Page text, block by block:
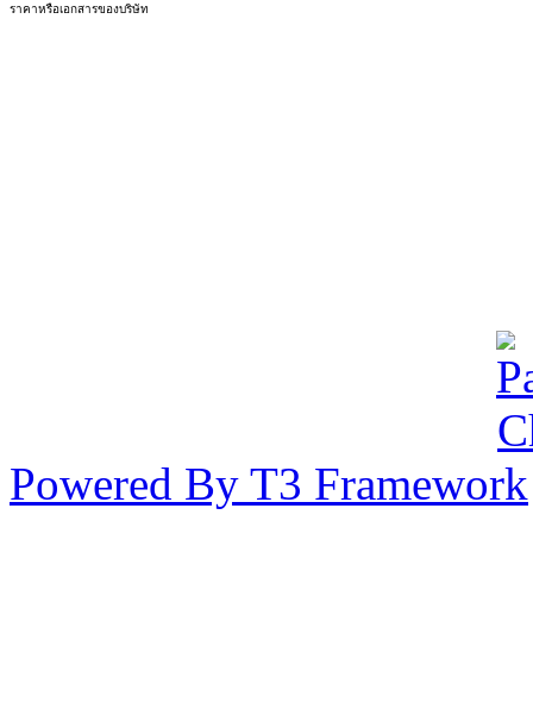
ราคาหรือเอกสารของบริษัท
Powered By T3 Framework